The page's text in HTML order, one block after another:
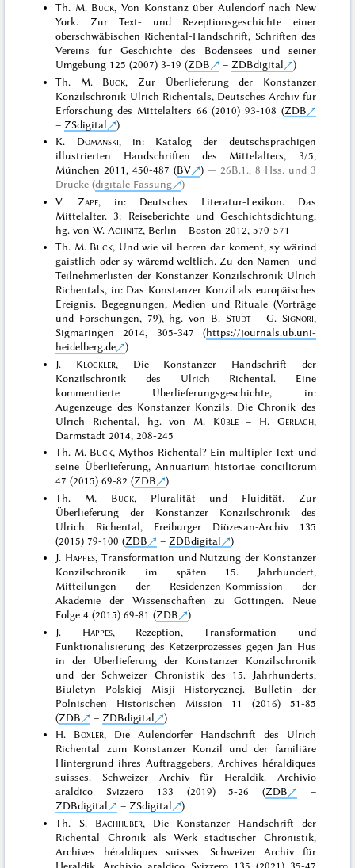
Th. M. Buck, Von Konstanz über Aulendorf nach New
York. Zur Text- und Rezeptionsgeschichte einer
oberschwäbischen Richental-Handschrift, Schriften des
Vereins für Geschichte des Bodensees und seiner
Umgebung 125 (2007) 3-19 (ZDB –ZDBdigital
)
Th. M. Buck, Zur Überlieferung der Konstanzer
Konzilschronik Ulrich Richentals, Deutsches Archiv für
Erforschung des Mittelalters 66 (2010) 93-108 (ZDB
– ZSdigital
)
K. Domanski, in: Katalog der deutschsprachigen
illustrierten Handschriften des Mittelalters, 3/5,
München 2011, 450-487 (BV )
26B.1., 8 Hss. und 3
Drucke (digitale Fassung
)
V. Zapf, in: Deutsches Literatur-Lexikon. Das
Mittelalter. 3: Reiseberichte und Geschichtsdichtung,
hg. von W.Achnitz, Berlin – Boston 2012, 570-571
Th. M. Buck, Und wie vil herren dar koment, sy wärind
gaistlich oder sy wäremd weltlich. Zu den Namen- und
Teilnehmerlisten der Konstanzer Konzilschronik Ulrich
Richentals, in: Das Konstanzer Konzil als europäisches
Ereignis. Begegnungen, Medien und Rituale (Vorträge
und Forschungen, 79), hg. von B. Studt– G. Signori,
Sigmaringen 2014, 305-347 (https://journals.ub.uni-
heidelberg.de
)
J. Klöckler, Die Konstanzer Handschrift der
Konzilschronik des Ulrich Richental. Eine
kommentierte Überlieferungsgeschichte, in:
Augenzeuge des Konstanzer Konzils. Die Chronik des
Ulrich Richental, hg. von M. Küble– H. Gerlach,
Darmstadt 2014, 208-245
Th. M. Buck, Mythos Richental? Ein multipler Text und
seine Überlieferung, Annuarium historiae conciliorum
47 (2015) 69-82 (ZDB
)
Th. M. Buck, Pluralität und Fluidität. Zur
Überlieferung der Konstanzer Konzilschronik des
Ulrich Richental, Freiburger Diözesan-Archiv 135
(2015) 79-100 (ZDB – ZDBdigital
)
J. Happes, Transformation und Nutzung der Konstanzer
Konzilschronik im späten 15. Jahrhundert,
Mitteilungen der Residenzen-Kommission der
Akademie der Wissenschaften zu Göttingen. Neue
Folge 4 (2015) 69-81 (ZDB
)
J. Happes, Rezeption, Transformation und
Funktionalisierung des Ketzerprozesses gegen Jan Hus
in der Überlieferung der Konstanzer Konzilschronik
und der Schweizer Chronistik des 15. Jahrhunderts,
Biuletyn Polskiej Misji Historycznej. Bulletin der
Polnischen Historischen Mission 11 (2016) 51-85
(ZDB – ZDBdigital
)
H. Boxler, Die Aulendorfer Handschrift des Ulrich
Richental zum Konstanzer Konzil und der familiäre
Hintergrund ihres Auftraggebers, Archives héraldiques
suisses. Schweizer Archiv für Heraldik. Archivio
araldico Svizzero 133 (2019) 5-26 (ZDB
–
ZDBdigital
–ZSdigital
)
Th. S. Bachhuber, Die Konstanzer Handschrift der
Richental Chronik als Werk städtischer Chronistik,
Archives héraldiques suisses. Schweizer Archiv für